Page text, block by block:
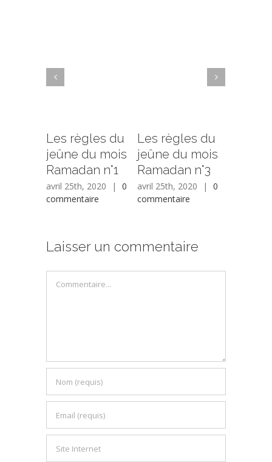
Les règles du
jeûne du mois
Ramadan n°1
avril 25th, 2020 |
0
commentaire
Les règles du
jeûne du mois
Ramadan n°3
avril 25th, 2020 |
0
commentaire
Laisser un commentaire
Commentaire